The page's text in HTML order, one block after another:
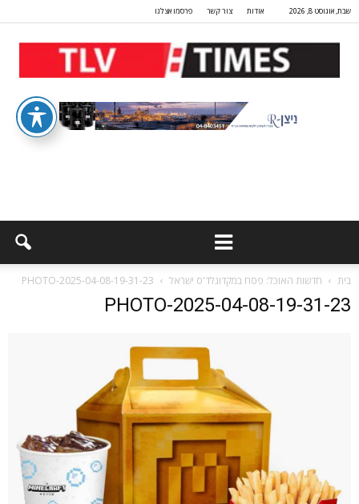
שבת, אוגוסט 8, 2026 אודות צור קשר פרסמו אצלנו
בית חדשות האוכל: פסח במקדונלד'ס ישראל PHOTO-2025-04-08-19-31-23
PHOTO-2025-04-08-19-31-23